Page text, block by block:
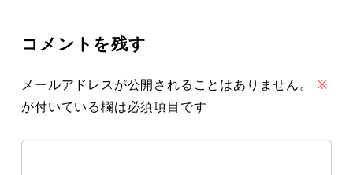
コメントを残す
メールアドレスが公開されることはありません。
※
が付いている欄は必須項目です